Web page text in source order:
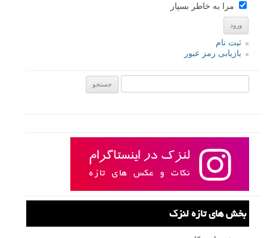
مرا به خاطر بسپار
ثبت نام
بازیابی رمز عبور
بخش های تازه لنزک